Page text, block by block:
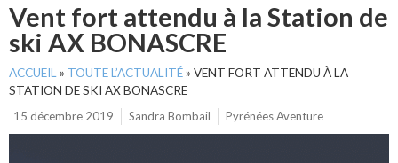
Vent fort attendu à la Station de
ski AX BONASCRE
ACCUEIL » TOUTE L’ACTUALITÉ» VENT FORT ATTENDU À LA
STATION DE SKI AX BONASCRE
15 décembre 2019
Sandra Bombail Pyrénées Aventure